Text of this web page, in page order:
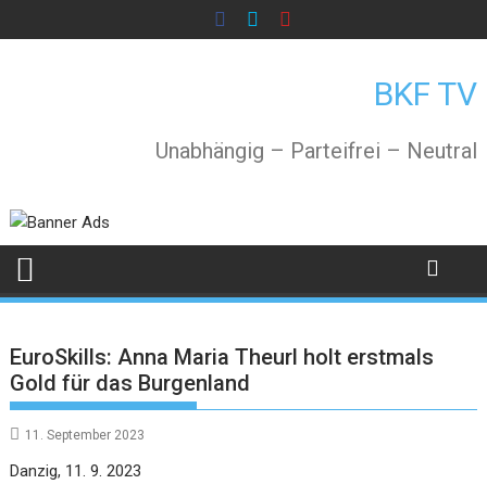
to
BKF TV
Unabhängig – Parteifrei – Neutral
EuroSkills: Anna Maria Theurl holt erstmals
Gold für das Burgenland
11. September 2023
Danzig, 11. 9. 2023